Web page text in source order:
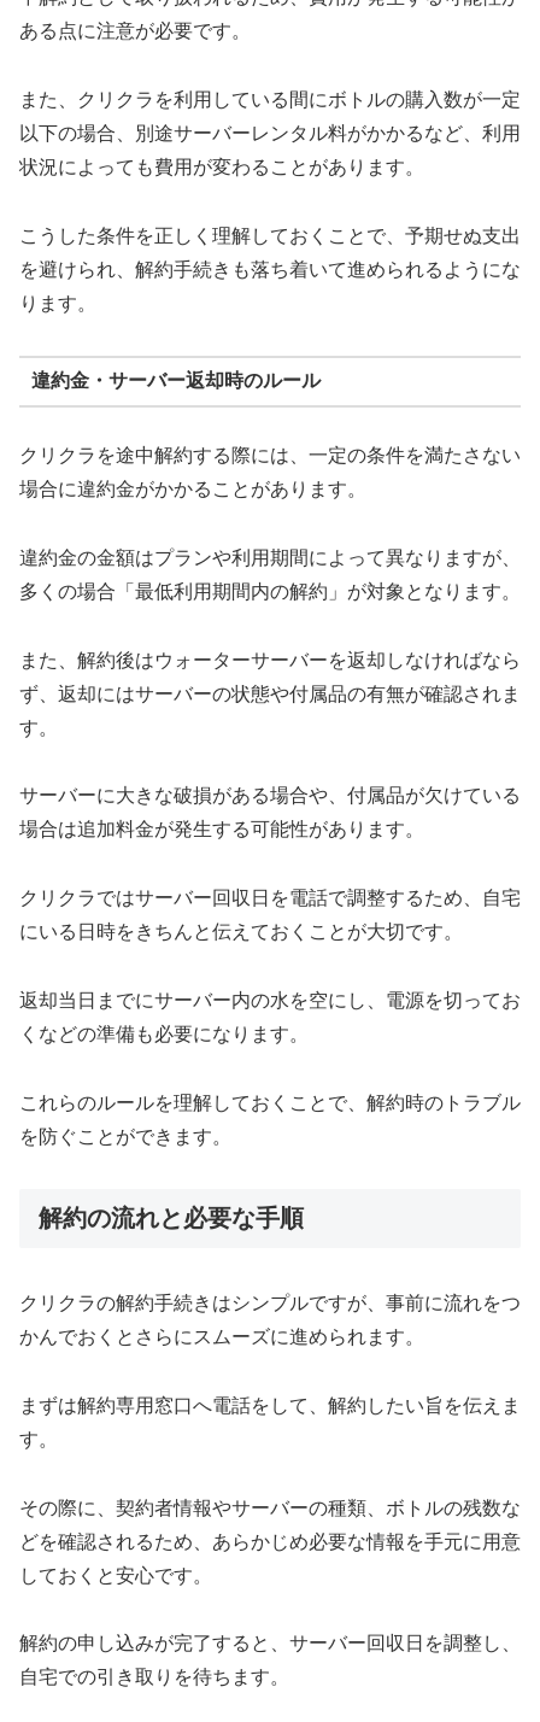
ある点に注意が必要です。
また、クリクラを利用している間にボトルの購入数が一定
以下の場合、別途サーバーレンタル料がかかるなど、利用
状況によっても費用が変わることがあります。
こうした条件を正しく理解しておくことで、予期せぬ支出
を避けられ、解約手続きも落ち着いて進められるようにな
ります。
違約金・サーバー返却時のルール
クリクラを途中解約する際には、一定の条件を満たさない
場合に違約金がかかることがあります。
違約金の金額はプランや利用期間によって異なりますが、
多くの場合「最低利用期間内の解約」が対象となります。
また、解約後はウォーターサーバーを返却しなければなら
ず、返却にはサーバーの状態や付属品の有無が確認されま
す。
サーバーに大きな破損がある場合や、付属品が欠けている
場合は追加料金が発生する可能性があります。
クリクラではサーバー回収日を電話で調整するため、自宅
にいる日時をきちんと伝えておくことが大切です。
返却当日までにサーバー内の水を空にし、電源を切ってお
くなどの準備も必要になります。
これらのルールを理解しておくことで、解約時のトラブル
を防ぐことができます。
解約の流れと必要な手順
クリクラの解約手続きはシンプルですが、事前に流れをつ
かんでおくとさらにスムーズに進められます。
まずは解約専用窓口へ電話をして、解約したい旨を伝えま
す。
その際に、契約者情報やサーバーの種類、ボトルの残数な
どを確認されるため、あらかじめ必要な情報を手元に用意
しておくと安心です。
解約の申し込みが完了すると、サーバー回収日を調整し、
自宅での引き取りを待ちます。